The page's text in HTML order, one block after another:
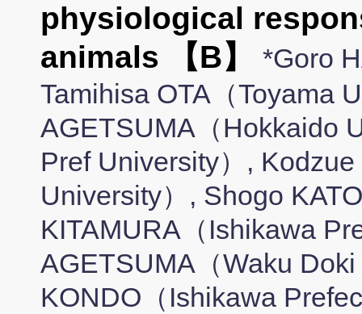
physiological
animals 【B】
*Goro
Tamihisa OTA（Toyama
AGETSUMA（Hokkaido
Pref University）,
University）, Shogo
KITAMURA（Ishikawa
AGETSUMA（Waku
KONDO（Ishikawa